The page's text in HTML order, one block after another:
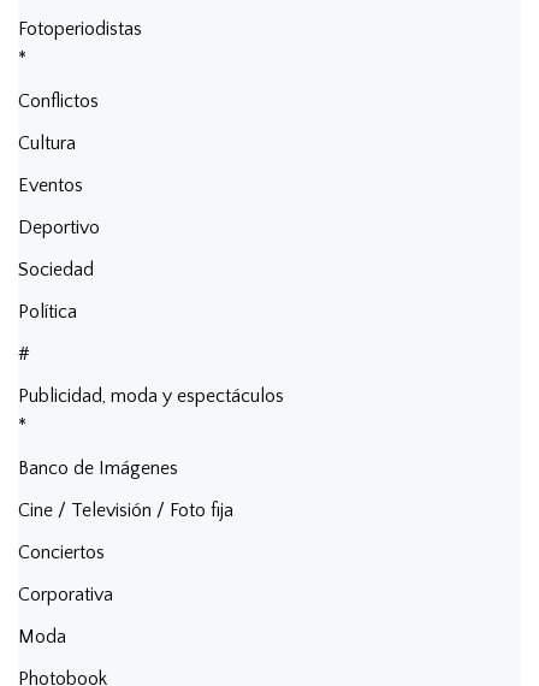
Fotoperiodistas
*
Conflictos
Cultura
Eventos
Deportivo
Sociedad
Política
#
Publicidad, moda y espectáculos
*
Banco de Imágenes
Cine / Televisión / Foto fija
Conciertos
Corporativa
Moda
Photobook